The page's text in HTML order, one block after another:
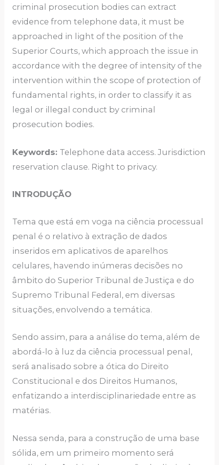
criminal prosecution bodies can extract
evidence from telephone data, it must be
approached in light of the position of the
Superior Courts, which approach the issue in
accordance with the degree of intensity of the
intervention within the scope of protection of
fundamental rights, in order to classify it as
legal or illegal conduct by criminal
prosecution bodies.
Keywords: Telephone data access. Jurisdiction
reservation clause. Right to privacy.
INTRODUÇÃO
Tema que está em voga na ciência processual
penal é o relativo à extração de dados
inseridos em aplicativos de aparelhos
celulares, havendo inúmeras decisões no
âmbito do Superior Tribunal de Justiça e do
Supremo Tribunal Federal, em diversas
situações, envolvendo a temática.
Sendo assim, para a análise do tema, além de
abordá-lo à luz da ciência processual penal,
será analisado sobre a ótica do Direito
Constitucional e dos Direitos Humanos,
enfatizando a interdisciplinariedade entre as
matérias.
Nessa senda, para a construção de uma base
sólida, em um primeiro momento será